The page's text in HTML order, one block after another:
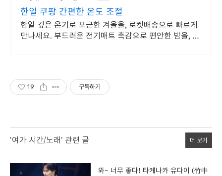
한일 쿠팡 간편한 온도 조절
한일 깊은 온기로 포근한 겨울을, 로켓배송으로 빠르게
만나세요. 부드러운 전기매트 촉감으로 편안한 밤을, 와
19 구독하기
'여가 시간/노래' 관련 글 더 보기
와~ 너무 좋다! 타케나카 유다이 (竹中